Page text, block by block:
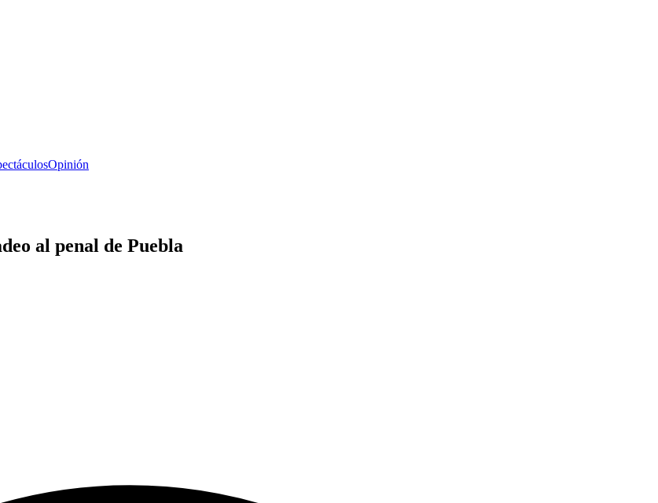
Opinión
al penal de Puebla